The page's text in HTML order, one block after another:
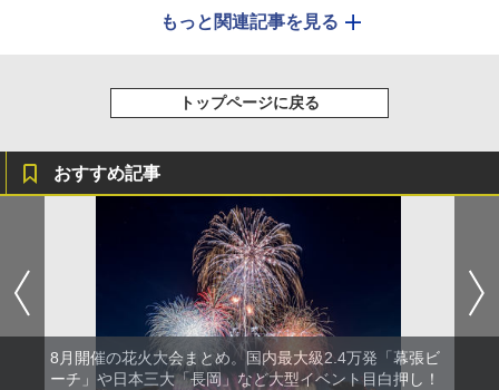
もっと関連記事を見る
トップページに戻る
おすすめ記事
8月開催の花火大会まとめ。国内最大級2.4万発「幕張ビ
ーチ」や日本三大「長岡」など大型イベント目白押し！